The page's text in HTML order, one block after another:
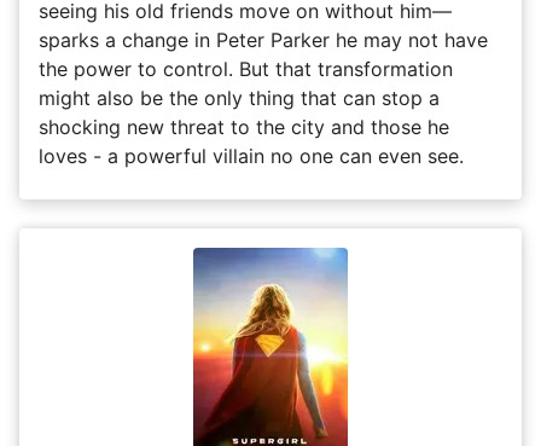
seeing his old friends move on without him—
sparks a change in Peter Parker he may not have
the power to control. But that transformation
might also be the only thing that can stop a
shocking new threat to the city and those he
loves - a powerful villain no one can even see.